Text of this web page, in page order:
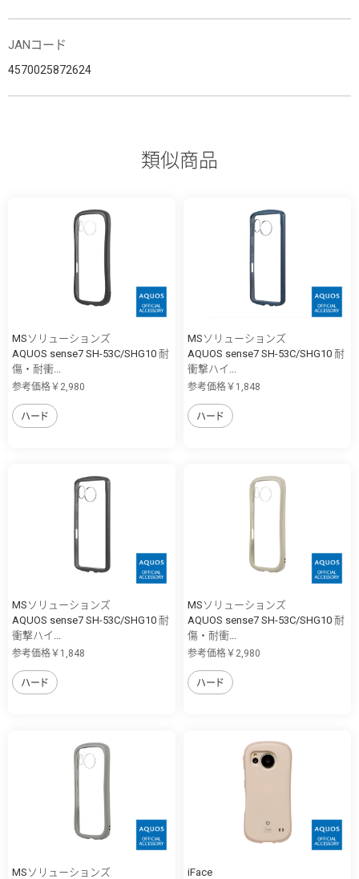
JANコード
4570025872624
類似商品
MSソリューションズ
AQUOS sense7 SH-53C/SHG10 耐
傷・耐衝...
参考価格￥2,980
ハード
MSソリューションズ
AQUOS sense7 SH-53C/SHG10 耐
衝撃ハイ...
参考価格￥1,848
ハード
MSソリューションズ
AQUOS sense7 SH-53C/SHG10 耐
衝撃ハイ...
参考価格￥1,848
ハード
MSソリューションズ
AQUOS sense7 SH-53C/SHG10 耐
傷・耐衝...
参考価格￥2,980
ハード
MSソリューションズ
iFace